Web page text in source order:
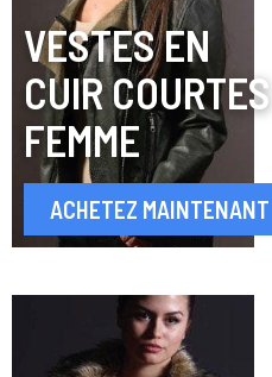
VESTES EN
CUIR COURTES
FEMME
ACHETEZ MAINTENANT